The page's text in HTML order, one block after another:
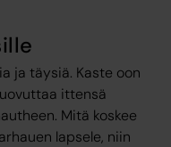
ja täysiä. Kaste oon
ittensä
Mitä koskee
lapsele, niin